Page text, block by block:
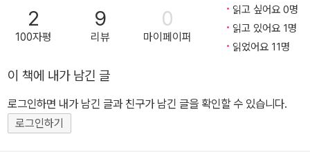
께 보낸 비 오는 날의 하루를 아침부터 밤까지 담아낸 따뜻한 그림책
이다. 칼데콧상 심사 위원단은 "엄마를 동경하고 사랑하는 딸의 감정
을 일상적인 하루에 아름답게 포착한 그림책. 빛, 질감, 색채에 매 순
간 사랑이 넘친다."라고 평했다. 『엄마랑 나랑』을 쓰고 그린 코즈비
A. 카브레라는 오프라 윈프리 쇼에 소개된 적이 있을 정도로, 전 세계
수집가들의 관심을 받는 수제 봉제 인형 제작자이자 그림책 작가다.
책 속에서 재봉틀로 작업을 하고 있는 엄마의 모습에서도 느껴지듯
2
100자평
9
리뷰
0
마이페이퍼
읽고 싶어요 0명
읽고 있어요 1명
읽었어요 11명
이 책에 내가 남긴 글
로그인하면 내가 남긴 글과 친구가 남긴 글을 확인할 수 있습니다.
로그인하기